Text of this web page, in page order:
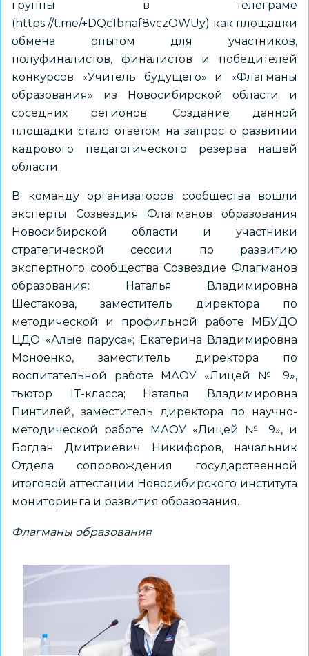
группы в телеграме
(https://t.me/+DQc1bnaf8vczOWUy) как площадки
обмена опытом для участников,
полуфиналистов, финалистов и победителей
конкурсов «Учитель будущего» и «Флагманы
образования» из Новосибирской области и
соседних регионов. Создание данной
площадки стало ответом на запрос о развитии
кадрового педагогического резерва нашей
области.
В команду организаторов сообщества вошли
эксперты Созвездия Флагманов образования
Новосибирской области и участники
стратегической сессии по развитию
экспертного сообщества Созвездие Флагманов
образования: Наталья Владимировна
Шестакова, заместитель директора по
методической и профильной работе МБУДО
ЦДО «Алые паруса»; Екатерина Владимировна
Моноенко, заместитель директора по
воспитательной работе МАОУ «Лицей № 9»,
тьютор IT-класса; Наталья Владимировна
Пинтилей, заместитель директора по научно-
методической работе МАОУ «Лицей № 9», и
Богдан Дмитриевич Никифоров, начальник
Отдела сопровождения государственной
итоговой аттестации Новосибирского института
мониторинга и развития образования.
Флагманы образования